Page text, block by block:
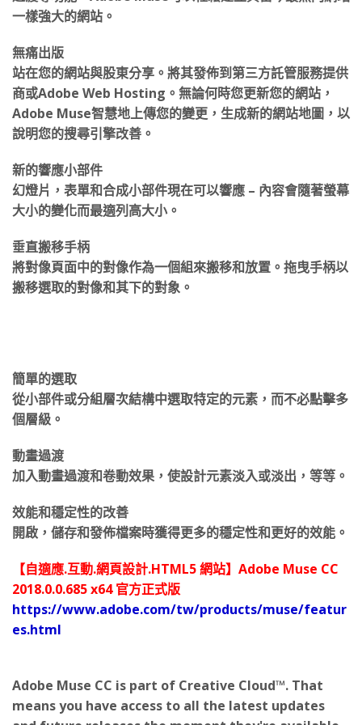
站在您的網站與股東分享。將其發佈到第三方託管服務提供
商或Adobe Web Hosting。無論何時您更新您的網站，
Adobe Muse智慧地上傳您的變更，生成新的網站地圖，以
說明您的搜尋引擎改善。
幻燈片，表單和合成小部件現在可以響應 – 內容會隨著螢幕
大小的變化而最適列高大小。
將對像頁面中的對像作為一個組來搬移和放置。拖曳手柄以
搬移選取的對像和其下的對象。
從小部件或分組層次結構中選取特定的元素，而不必點擊多
個層級。
加入動畫過渡和卷動效果，使設計元素淡入或淡出，等等。
開啟，儲存和發佈檔案時獲得更多的穩定性和更好的效能。
2018.0.0.685 x64 官方正式版
https://www.adobe.com/tw/products/muse/featur
es.html
means you have access to all the latest updates
and future releases the moment they're available.